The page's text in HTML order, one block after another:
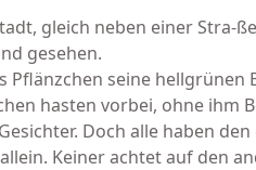
gleich neben einer Stra-
gesehen.
seine hellgrünen
hasten vorbei, ohne ihm
Doch alle haben
Keiner achtet auf den